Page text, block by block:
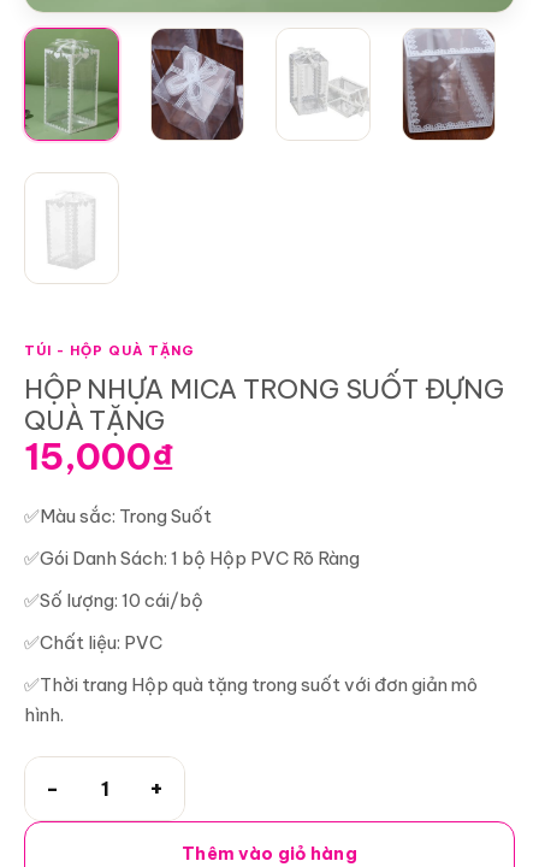
TÚI - HỘP QUÀ TẶNG
HỘP NHỰA MICA TRONG SUỐT ĐỰNG
QUÀ TẶNG
15,000₫
✅Màu sắc: Trong Suốt
✅Gói Danh Sách: 1 bộ Hộp PVC Rõ Ràng
✅Số lượng: 10 cái/bộ
✅Chất liệu: PVC
✅Thời trang Hộp quà tặng trong suốt với đơn giản mô
hình.
HỘP NHỰA MICA TRONG SUỐT ĐỰNG QUÀ TẶNG số lượng
Thêm vào giỏ hàng